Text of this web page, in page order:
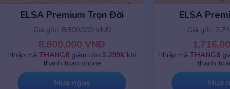
ELSA Premium Trọn Đời
Giá gốc: 8,800,000 VNĐ
8,800,000 VNĐ
Nhập mã THANG8giảm còn 3.299Kkhi
thanh toán online
Mua ngay
ELSA
Giá gốc:
Nhập mã THANG8
thanh
Mua